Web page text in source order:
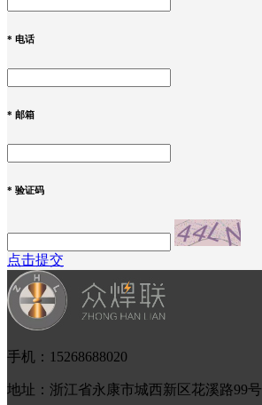
* 电话
* 邮箱
* 验证码
点击提交
手机：15268688020
地址：浙江省永康市城西新区花溪路99号